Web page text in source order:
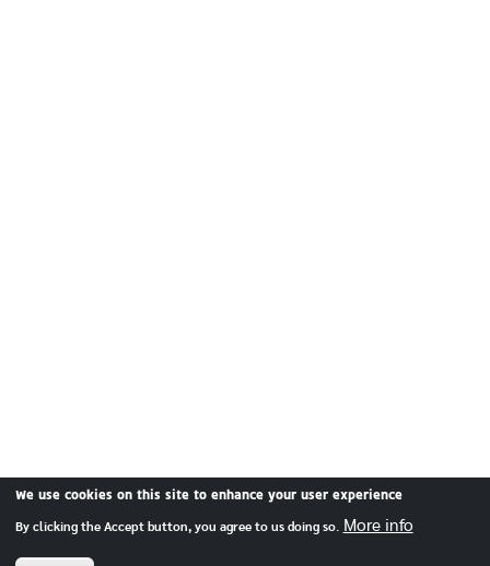
We use cookies on this site to enhance your user experience
By clicking the Accept button, you agree to us doing so. More info